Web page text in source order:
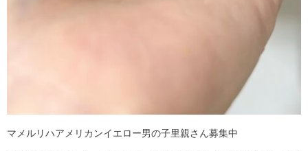
マメルリハアメリカンイエロー男の子里親さん募集中